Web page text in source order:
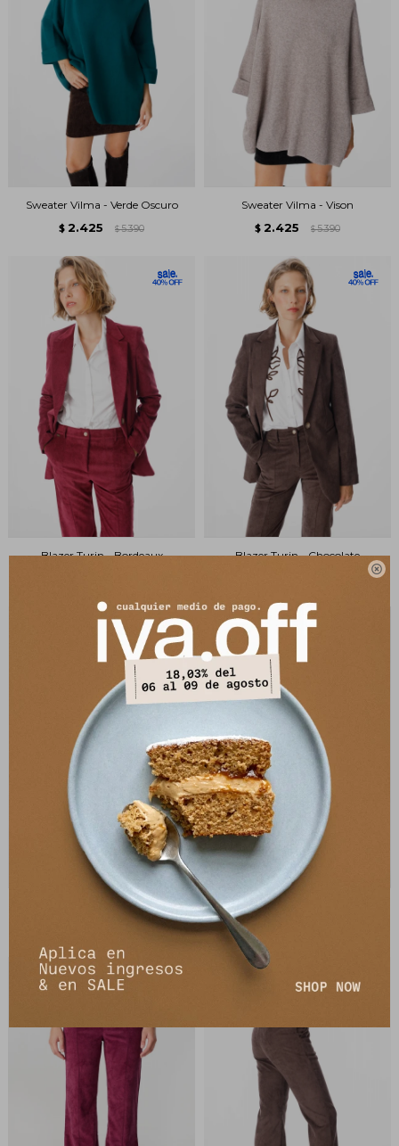

Sweater Vilma - Verde Oscuro
$ 2.425 $ 5.390
Sweater Vilma - Vison
$ 2.425 $ 5.390
Blazer Turin - Bordeaux Blazer Turin - Chocolate
Blazer Turin - Vison Sweater Panal - Azul